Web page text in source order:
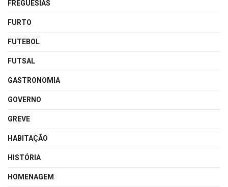
FREGUESIAS
FURTO
FUTEBOL
FUTSAL
GASTRONOMIA
GOVERNO
GREVE
HABITAÇÃO
HISTÓRIA
HOMENAGEM